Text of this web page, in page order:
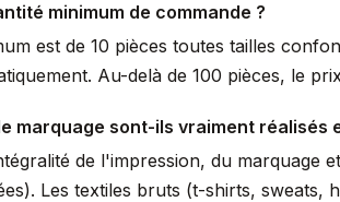
minimum de commande ?
est de 10 pièces toutes tailles
Au-delà de 100 pièces, le
marquage sont-ils vraiment réalisés
de l'impression, du marquage
Les textiles bruts (t-shirts,